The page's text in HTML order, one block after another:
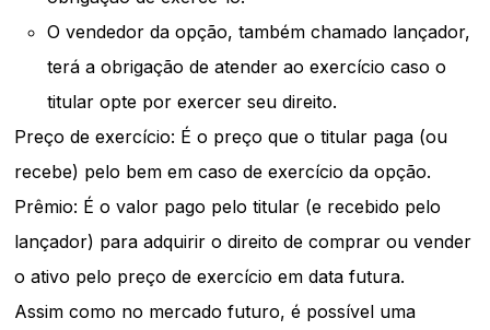
O vendedor da opção, também chamado lançador,
terá a obrigação de atender ao exercício caso o
titular opte por exercer seu direito.
Preço de exercício: É o preço que o titular paga (ou
recebe) pelo bem em caso de exercício da opção.
Prêmio: É o valor pago pelo titular (e recebido pelo
lançador) para adquirir o direito de comprar ou vender
o ativo pelo preço de exercício em data futura.
Assim como no mercado futuro, é possível uma